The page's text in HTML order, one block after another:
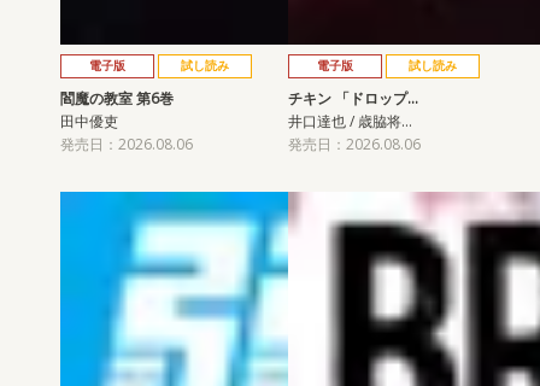
電子版 試し読み
閻魔の教室 第6巻
田中優吏
発売日：2026.08.06
電子版 試し読み
チキン 「ドロップ…
井口達也 / 歳脇将…
発売日：2026.08.06